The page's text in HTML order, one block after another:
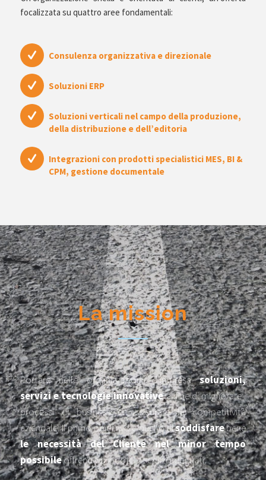
focalizzata su quattro aree fondamentali:
Consulenza organizzativa e direzionale
Soluzioni ERP
Soluzioni verticali nel campo della produzione,
della distribuzione e dell’editoria
Integrazioni con prodotti specialistici MES, BI &
CPM, gestione documentale
La mission
Portare nelle organizzazioni d’impresasoluzioni,
servizi e tecnologie innovativeal fine di migliorare i
processi di business e assicurare la competitività
aziendale. Il primo obiettivo è quello disoddisfarebene
le necessità del Cliente nel minor tempo
possibileoffrendo prodotti e servizi adeguati.